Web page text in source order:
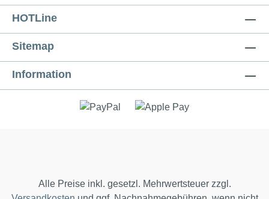
HOTLine
Sitemap
Information
Alle Preise inkl. gesetzl. Mehrwertsteuer zzgl.